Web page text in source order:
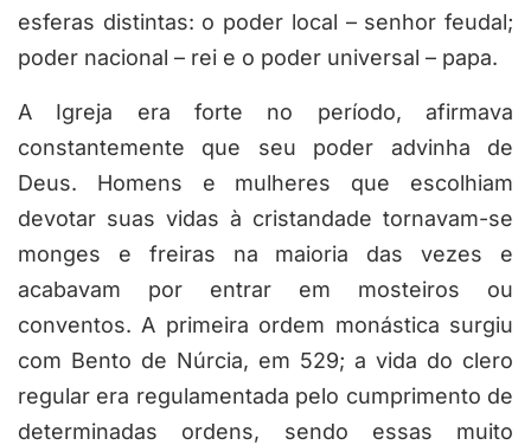
esferas distintas: o poder local – senhor feudal;
poder nacional – rei e o poder universal – papa.
A Igreja era forte no período, afirmava
constante­mente que seu poder advinha de
Deus. Homens e mulheres que escolhiam
devotar suas vidas à cristandade tornavam-se
monges e freiras na maioria das vezes e
acabavam por entrar em mosteiros ou
conventos. A primeira ordem monástica surgiu
com Bento de Núrcia, em 529; a vida do clero
regular era regulamentada pelo cumprimento de
determinadas ordens, sendo essas muito